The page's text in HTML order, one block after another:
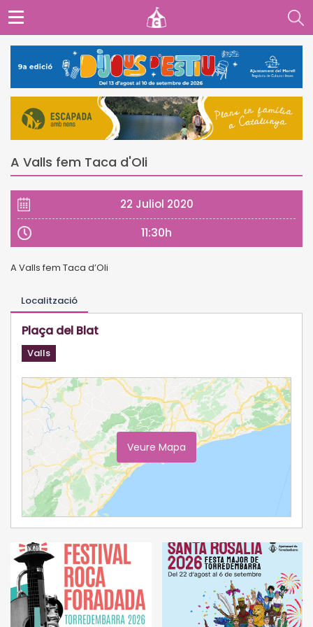
A Valls fem Taca d'Oli
22 Juliol 2020
11:30h
A Valls fem Taca d’Oli
Localització
Plaça del Blat
Valls
Veure Mapa